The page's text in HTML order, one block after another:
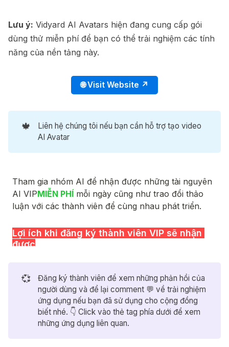
Lưu ý: Vidyard AI Avatars hiện đang cung cấp gói
dùng thử miễn phí để bạn có thể trải nghiệm các tính
năng của nền tảng này.
🌐 Visit Website ↗
🍁
Liên hệ chúng tôi nếu bạn cần hỗ trợ tạo video
AI Avatar
💞
Đăng ký thành viên để xem những phản hồi của
người dùng và để lại comment 💬 về trải nghiệm
ứng dụng nếu bạn đã sử dụng cho cộng đồng
biết nhé. 👇 Click vào thẻ tag phía dưới để xem
những ứng dụng liên quan.